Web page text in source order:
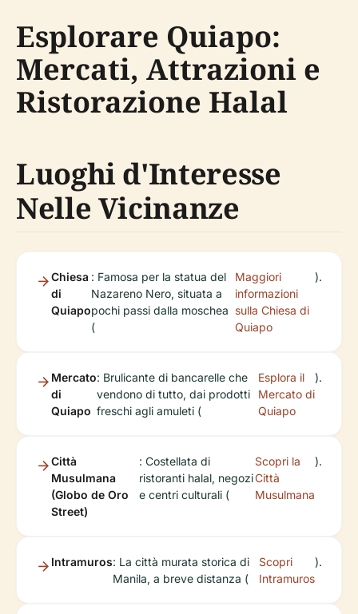
Esplorare Quiapo:
Mercati, Attrazioni e
Ristorazione Halal
Luoghi d'Interesse
Nelle Vicinanze
Chiesa
di
Quiapo
: Famosa per la statua del
Nazareno Nero, situata a
pochi passi dalla moschea
(
Maggiori
informazioni
sulla Chiesa di
Quiapo
).
Mercato
di
Quiapo
: Brulicante di bancarelle che
vendono di tutto, dai prodotti
freschi agli amuleti (
Esplora il
Mercato di
Quiapo
).
Città
Musulmana
(Globo de Oro
Street)
: Costellata di
ristoranti halal, negozi
e centri culturali (
Scopri la
Città
Musulmana
).
Intramuros: La città murata storica di
Manila, a breve distanza (
Scopri
Intramuros
).